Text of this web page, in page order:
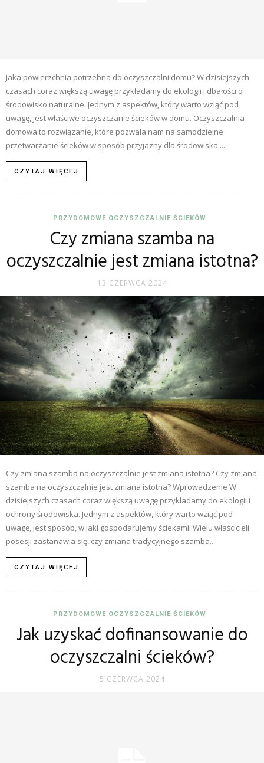
Jaka powierzchnia potrzebna do oczyszczalni domu? W dzisiejszych
czasach coraz większą uwagę przykładamy do ekologii i dbałości o
środowisko naturalne. Jednym z aspektów, który warto wziąć pod
uwagę, jest właściwe oczyszczanie ścieków w domu. Oczyszczalnia
domowa to rozwiązanie, które pozwala nam na samodzielne
przetwarzanie ścieków w sposób przyjazny dla środowiska....
CZYTAJ WIĘCEJ
PRZYDOMOWE OCZYSZCZALNIE ŚCIEKÓW
Czy zmiana szamba na
oczyszczalnie jest zmiana istotna?
13 CZERWCA 2024
Czy zmiana szamba na oczyszczalnie jest zmiana istotna? Czy zmiana
szamba na oczyszczalnie jest zmiana istotna? Wprowadzenie W
dzisiejszych czasach coraz większą uwagę przykładamy do ekologii i
ochrony środowiska. Jednym z aspektów, który warto wziąć pod
uwagę, jest sposób, w jaki gospodarujemy ściekami. Wielu właścicieli
posesji zastanawia się, czy zmiana tradycyjnego szamba...
CZYTAJ WIĘCEJ
PRZYDOMOWE OCZYSZCZALNIE ŚCIEKÓW
Jak uzyskać dofinansowanie do
oczyszczalni ścieków?
5 CZERWCA 2024